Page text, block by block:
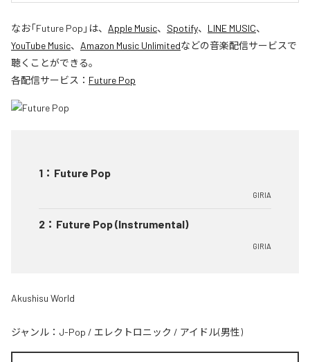
なお「Future Pop 」は、 Apple Music、 Spotify、 LINE MUSIC、
YouTube Music、 Amazon Music Unlimitedなどの音楽配信サービスで
聴くことができる。
各配信サービス： Future Pop
1 ： Future Pop
GIRIA
2 ： Future Pop (Instrumental)
GIRIA
Akushisu World
ジャンル： J-Pop / エレクトロニック / アイドル(男性)